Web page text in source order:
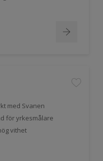
med Svanen
för yrkesmålare
vithet